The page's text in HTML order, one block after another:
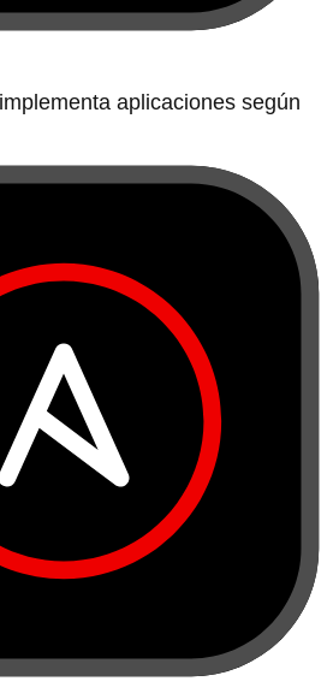
aplicaciones según